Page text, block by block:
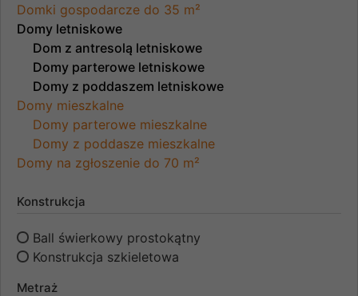
Domki gospodarcze do 35 m²
Domy letniskowe
Dom z antresolą letniskowe
Domy parterowe letniskowe
Domy z poddaszem letniskowe
Domy mieszkalne
Domy parterowe mieszkalne
Domy z poddasze mieszkalne
Domy na zgłoszenie do 70 m²
Konstrukcja
Ball świerkowy prostokątny
Konstrukcja szkieletowa
Metraż